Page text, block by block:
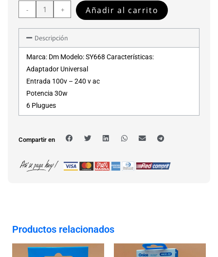
- + Añadir al carrito
Descripción
Marca: Dm Modelo: SY668 Características:
Adaptador Universal
Entrada 100v – 240 v ac
Potencia 30w
6 Plugues
Compartir en
Productos relacionados